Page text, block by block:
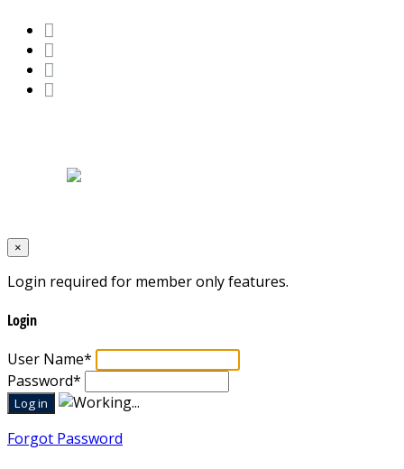
×
Login required for member only features.
Login
User Name*
Password*
Forgot Password